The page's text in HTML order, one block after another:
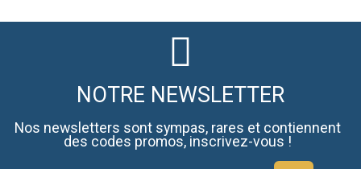
NOTRE NEWSLETTER
Nos newsletters sont sympas, rares et contiennent
des codes promos, inscrivez-vous !